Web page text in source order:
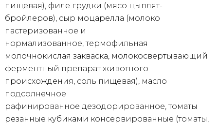
пищевая), филе грудки (мясо цыплят-
бройлеров), сыр моцарелла (молоко
пастеризованное и
нормализованное, термофильная
молочнокислая закваска, молокосвертывающий
ферментный препарат животного
происхождения, соль пищевая), масло
подсолнечное
рафинированное дезодорированное, томаты
резанные кубиками консервированные (томаты,